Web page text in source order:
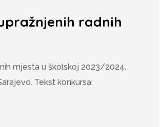
radnih
mjesta u školskoj 2023/2024.
Tekst konkursa: